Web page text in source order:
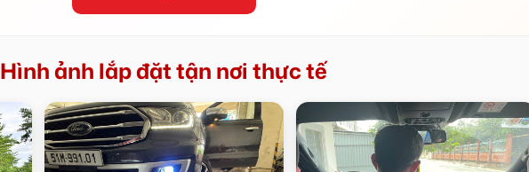
Hình ảnh lắp đặt tận nơi thực tế